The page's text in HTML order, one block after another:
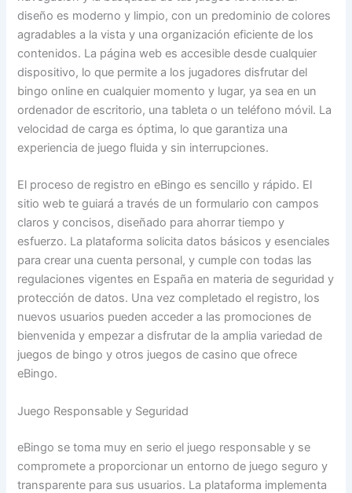
diseño es moderno y limpio, con un predominio de colores
agradables a la vista y una organización eficiente de los
contenidos. La página web es accesible desde cualquier
dispositivo, lo que permite a los jugadores disfrutar del
bingo online en cualquier momento y lugar, ya sea en un
ordenador de escritorio, una tableta o un teléfono móvil. La
velocidad de carga es óptima, lo que garantiza una
experiencia de juego fluida y sin interrupciones.
El proceso de registro en eBingo es sencillo y rápido. El
sitio web te guiará a través de un formulario con campos
claros y concisos, diseñado para ahorrar tiempo y
esfuerzo. La plataforma solicita datos básicos y esenciales
para crear una cuenta personal, y cumple con todas las
regulaciones vigentes en España en materia de seguridad y
protección de datos. Una vez completado el registro, los
nuevos usuarios pueden acceder a las promociones de
bienvenida y empezar a disfrutar de la amplia variedad de
juegos de bingo y otros juegos de casino que ofrece
eBingo.
Juego Responsable y Seguridad
eBingo se toma muy en serio el juego responsable y se
compromete a proporcionar un entorno de juego seguro y
transparente para sus usuarios. La plataforma implementa